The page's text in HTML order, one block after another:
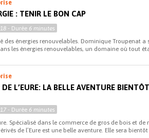
: TENIR LE BON CAP
- Durée 6 minutes
des énergies renouvelables. Dominique Troupenat a
les énergies renouvelables, un domaine où tout
L’EURE: LA BELLE AVENTURE
- Durée 6 minutes
Spécialisé dans le commerce de gros de bois et de
de l’Eure est une belle aventure. Elle sera bientôt